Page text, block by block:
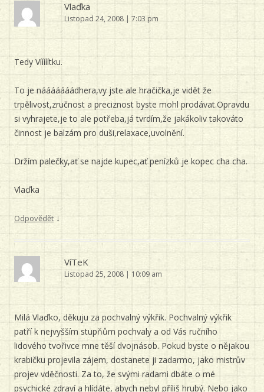
Vlaďka
Listopad 24, 2008 | 7:03 pm
Tedy Vííííítku.
To je nááááááádhera,vy jste ale hračička,je vidět že
trpělivost,zručnost a preciznost byste mohl prodávat.Opravdu
si vyhrajete,je to ale potřeba,já tvrdím,že jakákoliv takováto
činnost je balzám pro duši,relaxace,uvolnění.
Držím palečky,ať se najde kupec,ať penízků je kopec cha cha.
Vlaďka
Odpovědět ↓
VíTeK
Listopad 25, 2008 | 10:09 am
Milá Vlaďko, děkuju za pochvalný výkřik. Pochvalný výkřik
patří k nejvyšším stupňům pochvaly a od Vás ručního
lidového tvořivce mne těší dvojnásob. Pokud byste o nějakou
krabičku projevila zájem, dostanete ji zadarmo, jako mistrův
projev vděčnosti. Za to, že svými radami dbáte o mé
psychické zdraví a hlídáte, abych nebyl příliš hrubý. Nebo jako